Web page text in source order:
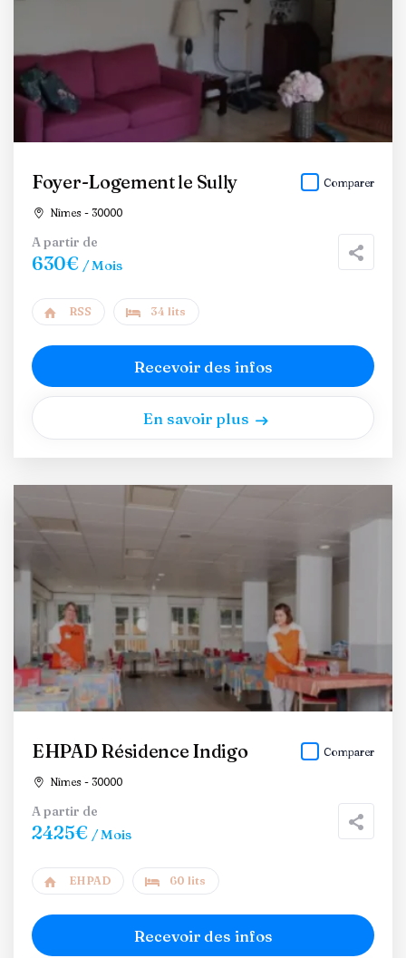
Foyer-Logement le Sully
Nîmes - 30000
Comparer
A partir de
630€ / Mois
RSS 34 lits
Recevoir des infos
En savoir plus
EHPAD Résidence Indigo
Nîmes - 30000
Comparer
A partir de
2425€ / Mois
EHPAD 60 lits
Recevoir des infos